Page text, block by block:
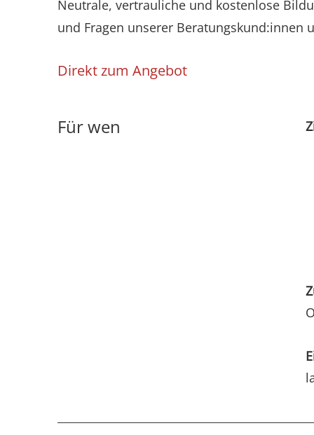
Neutrale, vertrauliche und kostenlose
und Fragen unserer Beratungskund:innen
Direkt zum Angebot
Für wen